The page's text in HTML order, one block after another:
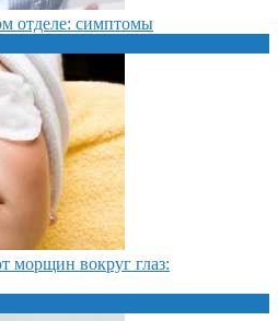
отделе: симптомы
морщин вокруг глаз: